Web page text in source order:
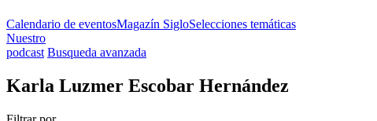
Calendario de eventosMagazín SigloSelecciones temáticas
Nuestro
podcast Busqueda avanzada
Karla Luzmer Escobar Hernández